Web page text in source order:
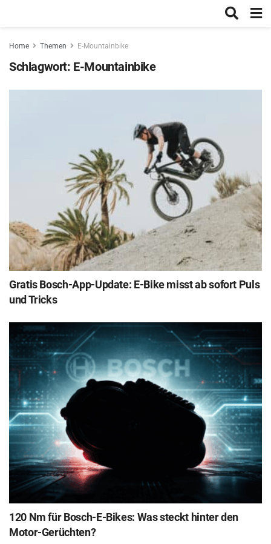
Home Themen E-Mountainbike
Schlagwort: E-Mountainbike
Gratis Bosch-App-Update: E-Bike misst ab sofort Puls
und Tricks
120 Nm für Bosch-E-Bikes: Was steckt hinter den
Motor-Gerüchten?